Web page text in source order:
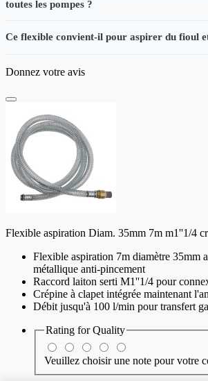
toutes les pompes ?
Ce flexible convient-il pour aspirer du fioul
Donnez votre avis
Flexible aspiration Diam. 35mm 7m m1''1/4
Flexible aspiration 7m diamètre 35mm
métallique anti-pincement
Raccord laiton serti M1''1/4 pour
Crépine à clapet intégrée maintenant
Débit jusqu'à 100 l/min pour transfert
Rating forQuality
Veuillez choisir une note pour votre